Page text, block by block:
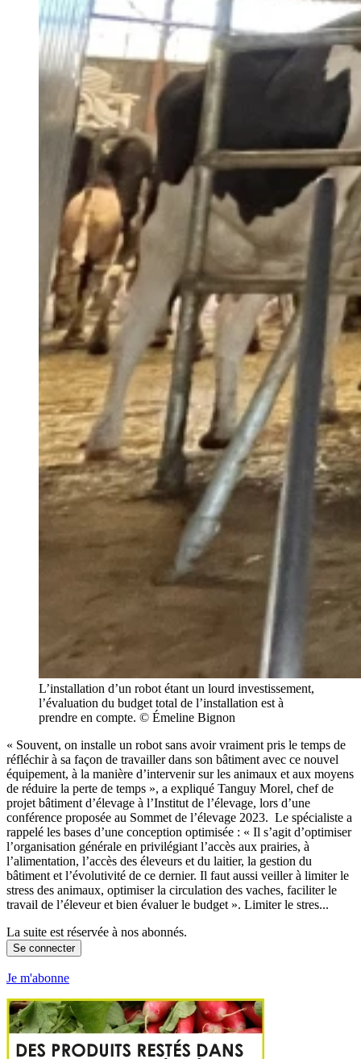
L’installation d’un robot étant un lourd investissement,
l’évaluation du budget total de l’installation est à
prendre en compte. © Émeline Bignon
« Souvent, on installe un robot sans avoir vraiment pris le temps de
réfléchir à sa façon de travailler dans son bâtiment avec ce nouvel
équipement, à la manière d’intervenir sur les animaux et aux moyens
de réduire la perte de temps », a expliqué Tanguy Morel, chef de
projet bâtiment d’élevage à l’Institut de l’élevage, lors d’une
conférence proposée au Sommet de l’élevage 2023. Le spécialiste a
rappelé les bases d’une conception optimisée : « Il s’agit d’optimiser
l’organisation générale en privilégiant l’accès aux prairies, à
l’alimentation, l’accès des éleveurs et du laitier, la gestion du
bâtiment et l’évolutivité de ce dernier. Il faut aussi veiller à limiter le
stress des animaux, optimiser la circulation des vaches, faciliter le
travail de l’éleveur et bien évaluer le budget ». Limiter le stres...
La suite est réservée à nos abonnés.
Se connecter
Je m'abonne